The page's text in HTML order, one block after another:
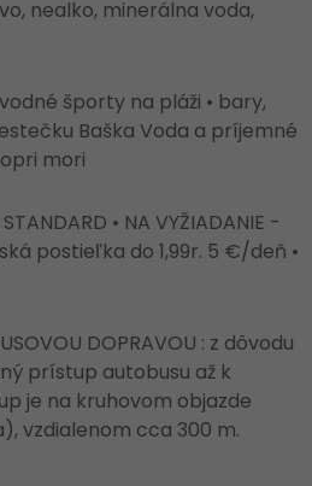
nealko, minerálna voda,
športy na pláži • bary,
Baška Voda a príjemné
mori
• NA VYŽIADANIE -
postieľka do 1,99r. 5 €/deň •
DOPRAVOU : z dôvodu
prístup autobusu až k
je na kruhovom objazde
vzdialenom cca 300 m.